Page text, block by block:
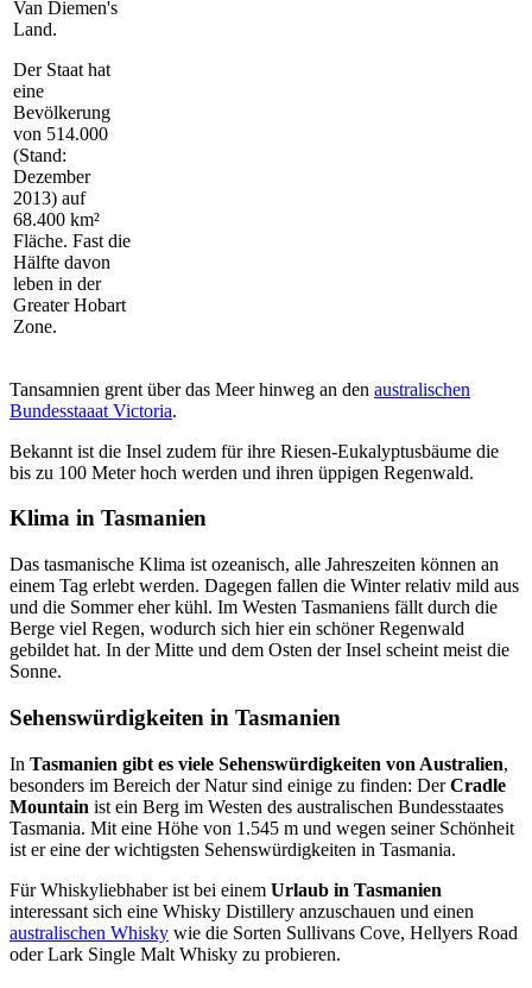
Van Diemen's
Land.
Der Staat hat
eine
Bevölkerung
von 514.000
(Stand:
Dezember
2013) auf
68.400 km²
Fläche. Fast die
Hälfte davon
leben in der
Greater Hobart
Zone.
Tansamnien grent über das Meer hinweg an den australischen
Bundesstaaat Victoria.
Bekannt ist die Insel zudem für ihre Riesen-Eukalyptusbäume die
bis zu 100 Meter hoch werden und ihren üppigen Regenwald.
Klima in Tasmanien
Das tasmanische Klima ist ozeanisch, alle Jahreszeiten können an
einem Tag erlebt werden. Dagegen fallen die Winter relativ mild aus
und die Sommer eher kühl. Im Westen Tasmaniens fällt durch die
Berge viel Regen, wodurch sich hier ein schöner Regenwald
gebildet hat. In der Mitte und dem Osten der Insel scheint meist die
Sonne.
Sehenswürdigkeiten in Tasmanien
In Tasmanien gibt es viele Sehenswürdigkeiten von Australien,
besonders im Bereich der Natur sind einige zu finden: DerCradle
Mountain ist ein Berg im Westen des australischen Bundesstaates
Tasmania. Mit eine Höhe von 1.545 m und wegen seiner Schönheit
ist er eine der wichtigsten Sehenswürdigkeiten in Tasmania.
Für Whiskyliebhaber ist bei einem Urlaub in Tasmanien
interessant sich eine Whisky Distillery anzuschauen und einen
australischen Whisky wie die Sorten Sullivans Cove, Hellyers Road
oder Lark Single Malt Whisky zu probieren.